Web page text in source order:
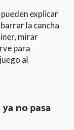
explicar
la cancha
mirar
para
al
no pasa